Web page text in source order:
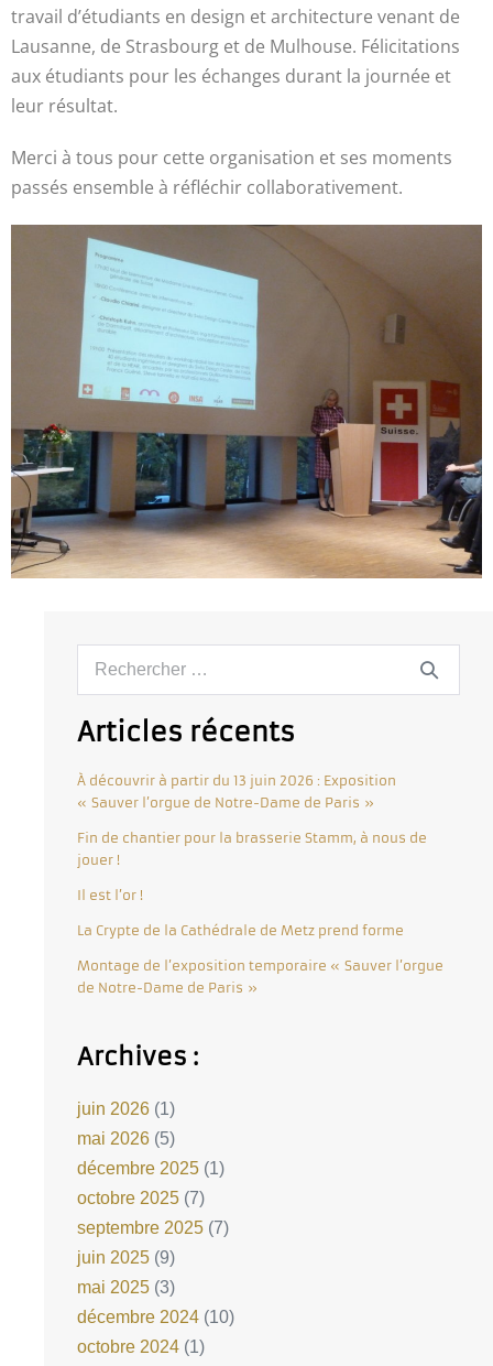
travail d’étudiants en design et architecture venant de
Lausanne, de Strasbourg et de Mulhouse. Félicitations
aux étudiants pour les échanges durant la journée et
leur résultat.
Merci à tous pour cette organisation et ses moments
passés ensemble à réfléchir collaborativement.
Articles récents
À découvrir à partir du 13 juin 2026 : Exposition
« Sauver l’orgue de Notre-Dame de Paris »
Fin de chantier pour la brasserie Stamm, à nous de
jouer !
Il est l’or !
La Crypte de la Cathédrale de Metz prend forme
Montage de l’exposition temporaire « Sauver l’orgue
de Notre-Dame de Paris »
Archives :
juin 2026 (1)
mai 2026 (5)
décembre 2025 (1)
octobre 2025 (7)
septembre 2025 (7)
juin 2025 (9)
mai 2025 (3)
décembre 2024 (10)
octobre 2024 (1)